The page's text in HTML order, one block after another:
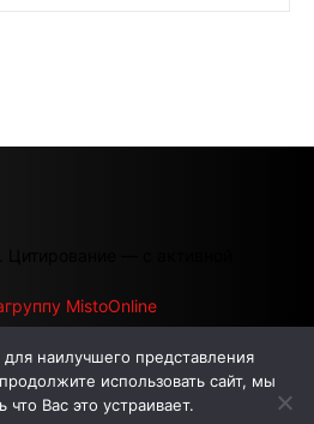
— с активной
MistoOnline
АВТОРЫ РЕКЛАМА НА САЙТЕ
наилучшего представления
использовать сайт, мы
что Вас это устраивает.